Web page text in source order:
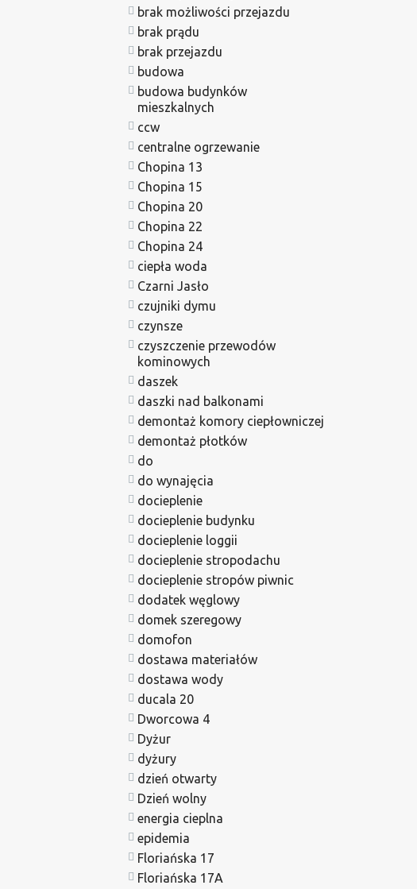
brak możliwości przejazdu
brak prądu
brak przejazdu
budowa
budowa budynków
mieszkalnych
ccw
centralne ogrzewanie
Chopina 13
Chopina 15
Chopina 20
Chopina 22
Chopina 24
ciepła woda
Czarni Jasło
czujniki dymu
czynsze
czyszczenie przewodów
kominowych
daszek
daszki nad balkonami
demontaż komory ciepłowniczej
demontaż płotków
do
do wynajęcia
docieplenie
docieplenie budynku
docieplenie loggii
docieplenie stropodachu
docieplenie stropów piwnic
dodatek węglowy
domek szeregowy
domofon
dostawa materiałów
dostawa wody
ducala 20
Dworcowa 4
Dyżur
dyżury
dzień otwarty
Dzień wolny
energia cieplna
epidemia
Floriańska 17
Floriańska 17A